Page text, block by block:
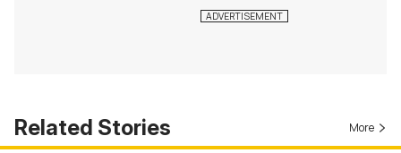
Related Stories More